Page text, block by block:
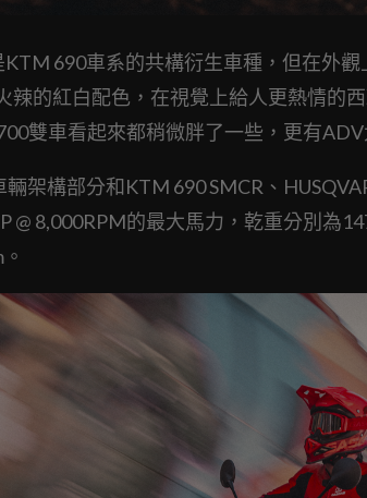
KTM 690車系的共構衍生車種，但在外
辣的紅白配色，在視覺上給人更熱情的
雙車看起來都稍微胖了一些，更有ADV
輛架構部分和KTM 690 SMCR、
@ 8,000RPM的最大馬力，乾重分別為